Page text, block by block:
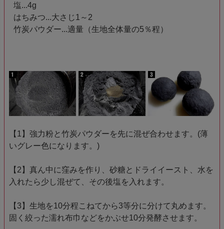
塩...4g
はちみつ...大さじ1～2
竹炭パウダー...適量（生地全体量の5％程）
【1】強力粉と竹炭パウダーを先に混ぜ合わせます。(薄
いグレー色になります。)
【2】真ん中に窪みを作り、砂糖とドライイースト、水を
入れたら少し混ぜて、その後塩を入れます。
【3】生地を10分程こねてから3等分に分けて丸めます。
固く絞った濡れ布巾などをかぶせ10分発酵させます。